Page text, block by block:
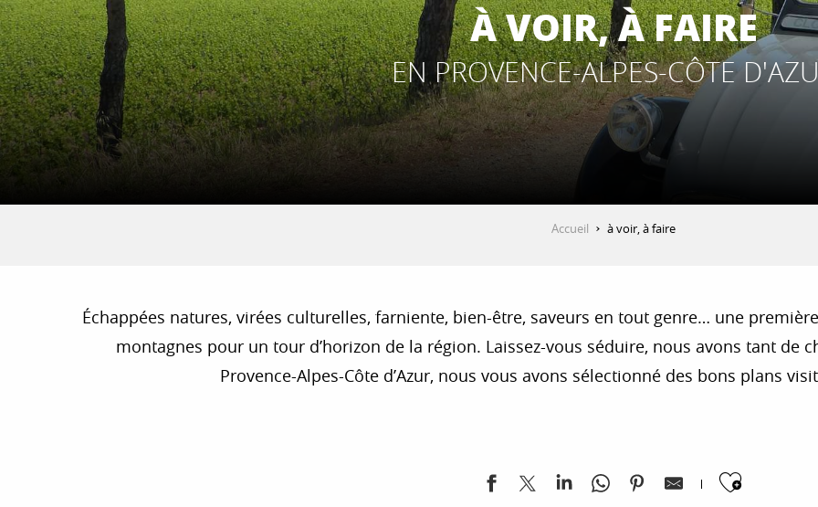
À VOIR, À FAIRE
EN PROVENCE-ALPES-CÔTE
Accueil à voir, à faire
Échappées natures, virées culturelles, farniente, bien-être, saveurs en tout genre… une
montagnes pour un tour d’horizon de la région. Laissez-vous séduire, nous avons tant de
Provence-Alpes-Côte d’Azur, nous vous avons sélectionné des bons plans